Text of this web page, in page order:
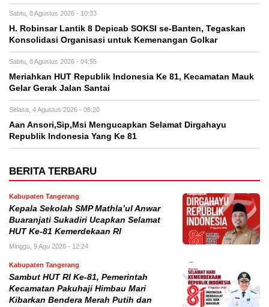
Sabtu, 8 Agustus 2026 - 10:33
H. Robinsar Lantik 8 Depicab SOKSI se-Banten, Tegaskan
Konsolidasi Organisasi untuk Kemenangan Golkar
Sabtu, 8 Agustus 2026 - 04:55
Meriahkan HUT Republik Indonesia Ke 81, Kecamatan Mauk
Gelar Gerak Jalan Santai
Selasa, 4 Agustus 2026 - 08:20
Aan Ansori,Sip,Msi Mengucapkan Selamat Dirgahayu
Republik Indonesia Yang Ke 81
BERITA TERBARU
Kabupaten Tangerang
Kepala Sekolah SMP Mathla’ul Anwar
Buaranjati Sukadiri Ucapkan Selamat
HUT Ke-81 Kemerdekaan RI
Minggu, 9 Agu 2026 - 12:24
Kabupaten Tangerang
Sambut HUT RI Ke-81, Pemerintah
Kecamatan Pakuhaji Himbau Mari
Kibarkan Bendera Merah Putih dan